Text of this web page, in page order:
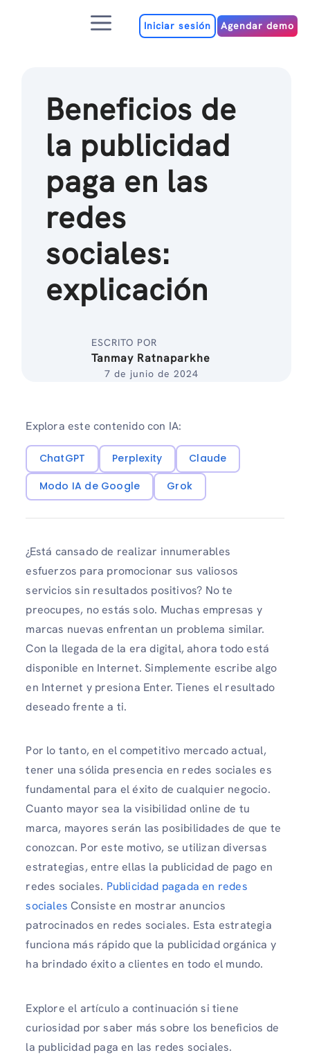
MenúIniciar sesión Agendar demo
Beneficios de
la publicidad
paga en las
redes
sociales:
explicación
ESCRITO POR
Tanmay Ratnaparkhe
7 de junio de 2024
Explora este contenido con IA:
ChatGPT Perplexity
Claude
Modo IA de Google
Grok
¿Está cansado de realizar innumerables
esfuerzos para promocionar sus valiosos
servicios sin resultados positivos? No te
preocupes, no estás solo. Muchas empresas y
marcas nuevas enfrentan un problema similar.
Con la llegada de la era digital, ahora todo está
disponible en Internet. Simplemente escribe algo
en Internet y presiona Enter. Tienes el resultado
deseado frente a ti.
Por lo tanto, en el competitivo mercado actual,
tener una sólida presencia en redes sociales es
fundamental para el éxito de cualquier negocio.
Cuanto mayor sea la visibilidad online de tu
marca, mayores serán las posibilidades de que te
conozcan. Por este motivo, se utilizan diversas
estrategias, entre ellas la publicidad de pago en
redes sociales. Publicidad pagada en redes
sociales Consiste en mostrar anuncios
patrocinados en redes sociales. Esta estrategia
funciona más rápido que la publicidad orgánica y
ha brindado éxito a clientes en todo el mundo.
Explore el artículo a continuación si tiene
curiosidad por saber más sobre los beneficios de
la publicidad paga en las redes sociales.